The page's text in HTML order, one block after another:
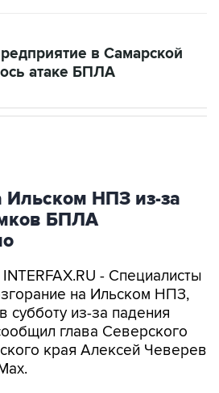
в Самарской
атаке БПЛА
Ильском НПЗ из-за
БПЛА
- Специалисты
на Ильском НПЗ,
субботу из-за падения
глава Северского
края Алексей Чеверев